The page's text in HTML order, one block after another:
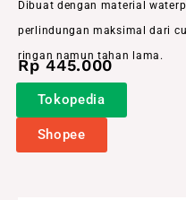
Dibuat dengan material
perlindungan maksimal dari
ringan namun tahan lama.
Rp 445.000
Tokopedia
Shopee